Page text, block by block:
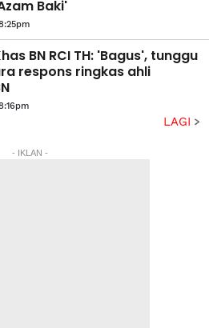
Baki'
BN RCI TH: 'Bagus', tunggu
respons ringkas ahli
LAGI
- IKLAN -